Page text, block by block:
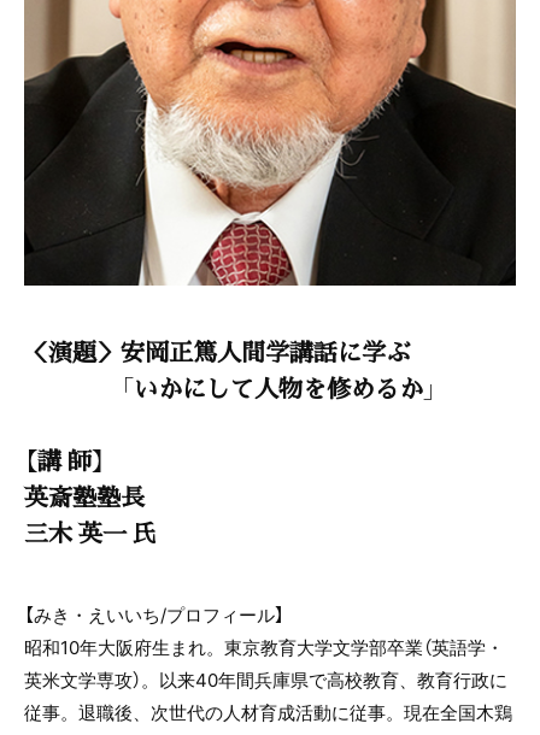
＜演題＞安岡正篤人間学講話に学ぶ
「いかにして人物を修めるか」
【講 師】
英斎塾塾長
三木 英一 氏
【みき・えいいち/プロフィール】
昭和10年大阪府生まれ。東京教育大学文学部卒業（英語学・
英米文学専攻）。以来40年間兵庫県で高校教育、教育行政に
従事。退職後、次世代の人材育成活動に従事。現在全国木鶏